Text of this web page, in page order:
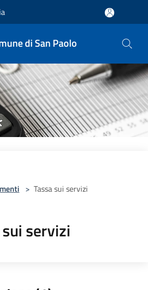
di San Paolo
> Tassa sui servizi
servizi